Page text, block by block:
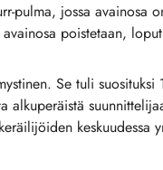
pulma, jossa avainosa
poistetaan,
Se tuli
alkuperäistä
keskuudessa